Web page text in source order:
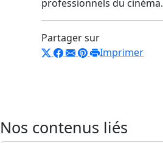
professionnels du cinéma.
Partager sur
Imprimer
Nos contenus liés